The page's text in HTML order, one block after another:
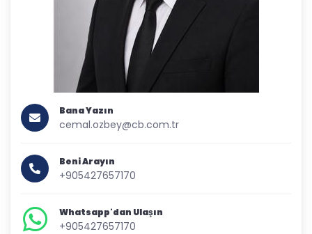
Bana Yazın
cemal.ozbey@cb.com.tr
Beni Arayın
+905427657170
Whatsapp'dan Ulaşın
+905427657170